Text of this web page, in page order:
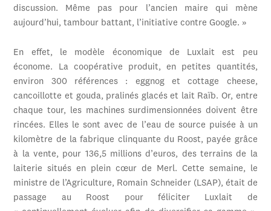
discussion. Même pas pour l’ancien maire qui mène
aujourd’hui, tambour battant, l’initiative contre Google. »
En effet, le modèle économique de Luxlait est peu
économe. La coopérative produit, en petites quantités,
environ 300 références : eggnog et cottage cheese,
cancoillotte et gouda, pralinés glacés et lait Raïb. Or, entre
chaque tour, les machines surdimensionnées doivent être
rincées. Elles le sont avec de l’eau de source puisée à un
kilomètre de la fabrique clinquante du Roost, payée grâce
à la vente, pour 136,5 millions d’euros, des terrains de la
laiterie situés en plein cœur de Merl. Cette semaine, le
ministre de l’Agriculture, Romain Schneider (LSAP), était de
passage au Roost pour féliciter Luxlait de